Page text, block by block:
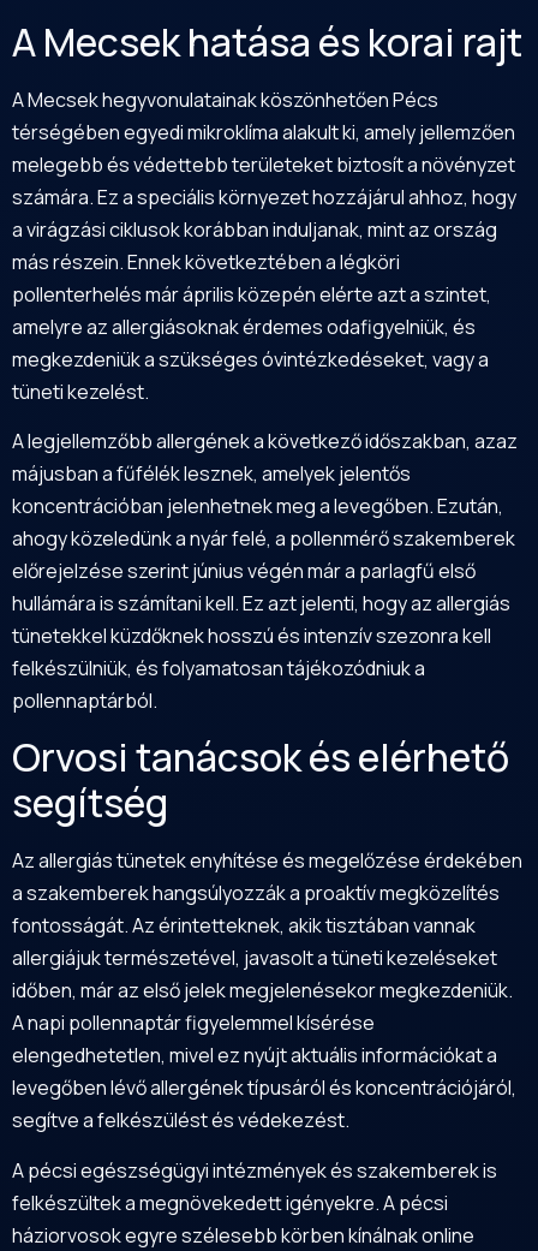
A Mecsek hatása és korai rajt
A Mecsek hegyvonulatainak köszönhetően Pécs
térségében egyedi mikroklíma alakult ki, amely jellemzően
melegebb és védettebb területeket biztosít a növényzet
számára. Ez a speciális környezet hozzájárul ahhoz, hogy
a virágzási ciklusok korábban induljanak, mint az ország
más részein. Ennek következtében a légköri
pollenterhelés már április közepén elérte azt a szintet,
amelyre az allergiásoknak érdemes odafigyelniük, és
megkezdeniük a szükséges óvintézkedéseket, vagy a
tüneti kezelést.
A legjellemzőbb allergének a következő időszakban, azaz
májusban a fűfélék lesznek, amelyek jelentős
koncentrációban jelenhetnek meg a levegőben. Ezután,
ahogy közeledünk a nyár felé, a pollenmérő szakemberek
előrejelzése szerint június végén már a parlagfű első
hullámára is számítani kell. Ez azt jelenti, hogy az allergiás
tünetekkel küzdőknek hosszú és intenzív szezonra kell
felkészülniük, és folyamatosan tájékozódniuk a
pollennaptárból.
Orvosi tanácsok és elérhető
segítség
Az allergiás tünetek enyhítése és megelőzése érdekében
a szakemberek hangsúlyozzák a proaktív megközelítés
fontosságát. Az érintetteknek, akik tisztában vannak
allergiájuk természetével, javasolt a tüneti kezeléseket
időben, már az első jelek megjelenésekor megkezdeniük.
A napi pollennaptár figyelemmel kísérése
elengedhetetlen, mivel ez nyújt aktuális információkat a
levegőben lévő allergének típusáról és koncentrációjáról,
segítve a felkészülést és védekezést.
A pécsi egészségügyi intézmények és szakemberek is
felkészültek a megnövekedett igényekre. A pécsi
háziorvosok egyre szélesebb körben kínálnak online